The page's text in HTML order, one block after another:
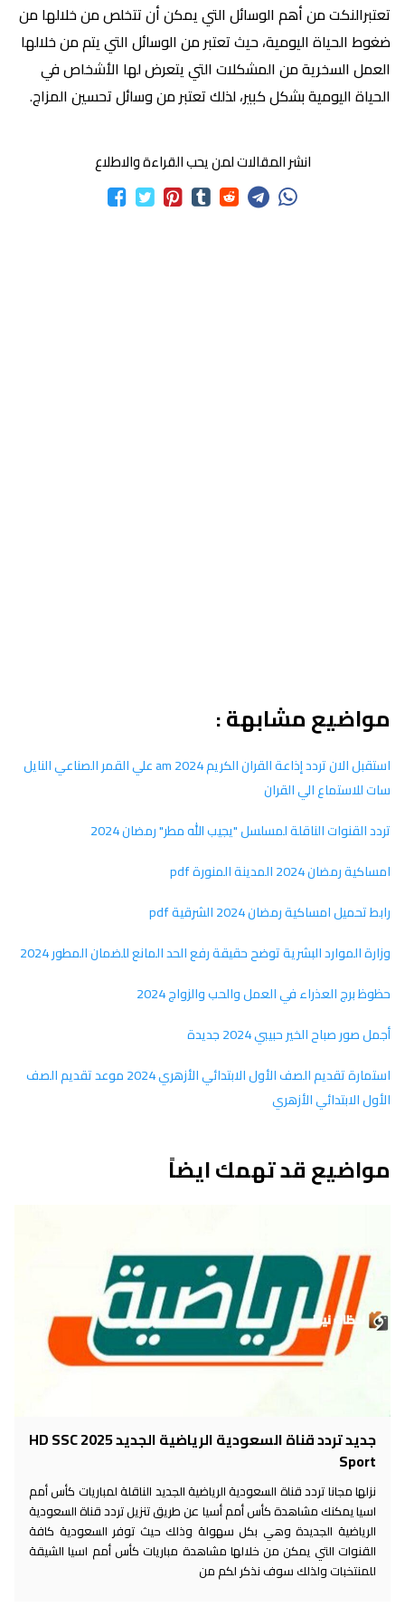
تعتبرالنكت من أهم الوسائل التي يمكن أن تتخلص من خلالها من
ضغوط الحياة اليومية، حيث تعتبر من الوسائل التي يتم من خلالها
العمل السخرية من المشكلات التي يتعرض لها الأشخاص في
الحياة اليومية بشكل كبير، لذلك تعتبر من وسائل تحسين المزاج.
انشر المقالات لمن يحب القراءة والاطلاع
مواضيع مشابهة :
استقبل الان تردد إذاعة القران الكريم am 2024 علي القمر الصناعي النايل
سات للاستماع الي القران
تردد القنوات الناقلة لمسلسل "يجيب الله مطر" رمضان 2024
امساكية رمضان 2024 المدينة المنورة pdf
رابط تحميل امساكية رمضان 2024 الشرقية pdf
وزارة الموارد البشرية توضح حقيقة رفع الحد المانع للضمان المطور 2024
حظوظ برج العذراء في العمل والحب والزواج 2024
أجمل صور صباح الخير حبيبي 2024 جديدة
استمارة تقديم الصف الأول الابتدائي الأزهري 2024 موعد تقديم الصف
الأول الابتدائي الأزهري
مواضيع قد تهمك ايضاً
جديد تردد قناة السعودية الرياضية الجديد 2025 HD SSC
Sport
نزلها مجانا تردد قناة السعودية الرياضية الجديد الناقلة لمباريات كأس أمم
اسيا يمكنك مشاهدة كأس أمم أسيا عن طريق تنزيل تردد قناة السعودية
الرياضية الجديدة وهي بكل سهولة وذلك حيث توفر السعودية كافة
القنوات التي يمكن من خلالها مشاهدة مباريات كأس أمم اسيا الشيقة
للمنتخبات ولذلك سوف نذكر لكم من